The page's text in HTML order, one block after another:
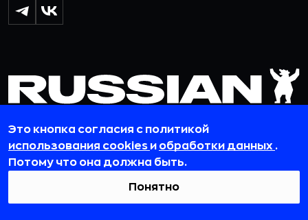
© 2012-2026 ООО «РБточкаРУ». ИНН 7729703526, КПП 772501001,
Это кнопка согласия с политикой
использования cookies и обработки данных .
Потому что она должна быть.
Понятно